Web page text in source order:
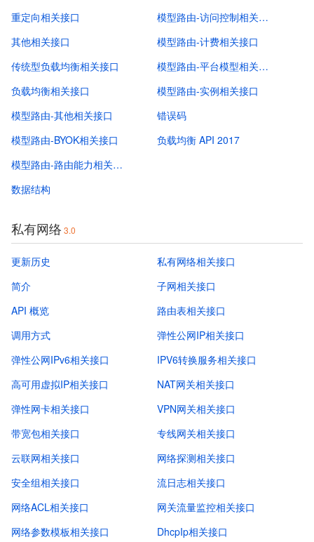
重定向相关接口
其他相关接口
传统型负载均衡相关接口
负载均衡相关接口
模型路由-访问控制相关接口
模型路由-计费相关接口
模型路由-平台模型相关接口
模型路由-实例相关接口
模型路由-其他相关接口
模型路由-BYOK相关接口
模型路由-路由能力相关接口
数据结构
错误码
负载均衡 API 2017
私有网络 3.0
更新历史
简介
API 概览
调用方式
私有网络相关接口
子网相关接口
路由表相关接口
弹性公网IP相关接口
弹性公网IPv6相关接口
高可用虚拟IP相关接口
弹性网卡相关接口
带宽包相关接口
IPV6转换服务相关接口
NAT网关相关接口
VPN网关相关接口
专线网关相关接口
云联网相关接口
安全组相关接口
网络ACL相关接口
网络参数模板相关接口
网络探测相关接口
流日志相关接口
网关流量监控相关接口
DhcpIp相关接口